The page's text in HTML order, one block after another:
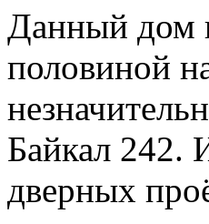
Данный дом
половиной
Байкал 242.
дверных